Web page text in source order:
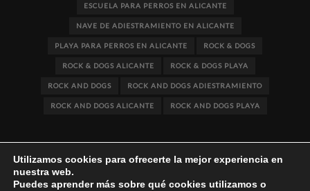
ESCUELA PARA PERROS EN ALICANTE
NAVE DE ADIESTRAMIENTO EN ALICANTE
PLAYA PARA PERROS EN ALICANTE ROCK & DOGS
ROCK & DOGS ALICANTE ROCK & DOGS PLAYA
ROCK AND DOGS ROCK AND DOGS ADIESTRAMIENTO
ROCK AND DOGS ALICANTE ROCK AND DOGS PLAYA
Utilizamos cookies para ofrecerte la mejor experiencia en
nuestra web.
Puedes aprender más sobre qué cookies utilizamos o